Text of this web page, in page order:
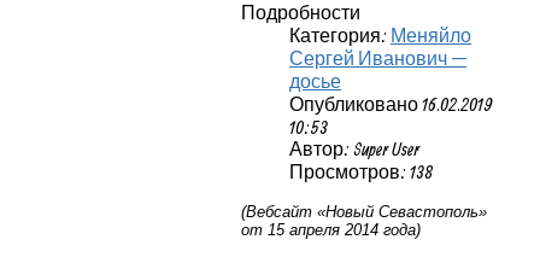
Подробности
Категория: Меняйло
Сергей Иванович —
досье
Опубликовано 16.02.2019
10:53
Автор: Super User
Просмотров: 138
(Вебсайт «Новый Севастополь»
от 15 апреля 2014 года)